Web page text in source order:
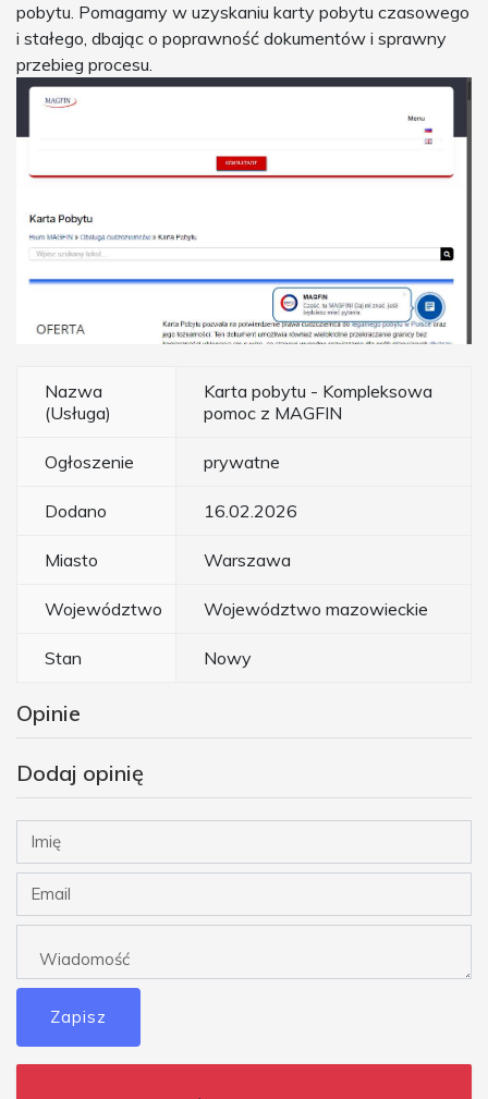
pobytu. Pomagamy w uzyskaniu karty pobytu czasowego
i stałego, dbając o poprawność dokumentów i sprawny
przebieg procesu.
Nazwa
(Usługa)
Karta pobytu - Kompleksowa
pomoc z MAGFIN
Ogłoszenie prywatne
Dodano 16.02.2026
Miasto Warszawa
Województwo Województwo mazowieckie
Stan Nowy
Opinie
Dodaj opinię
Zapisz